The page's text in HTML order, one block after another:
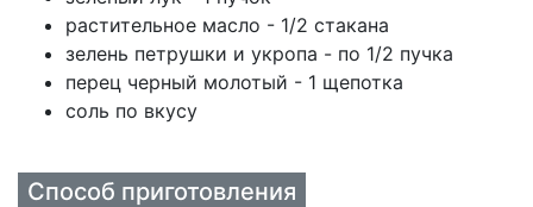
растительное масло - 1/2 стакана
зелень петрушки и укропа - по 1/2 пучка
перец черный молотый - 1 щепотка
соль по вкусу
Способ приготовления